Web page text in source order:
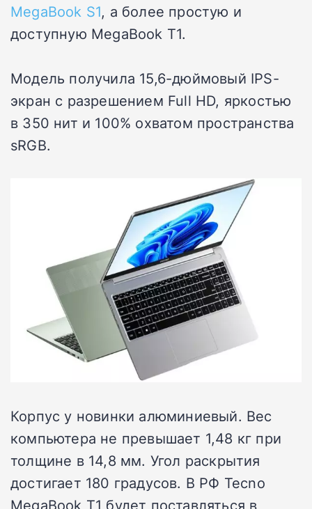
MegaBook S1, а более простую и
доступную MegaBook T1.
Модель получила 15,6-дюймовый IPS-
экран с разрешением Full HD, яркостью
в 350 нит и 100% охватом пространства
sRGB.
Корпус у новинки алюминиевый. Вес
компьютера не превышает 1,48 кг при
толщине в 14,8 мм. Угол раскрытия
достигает 180 градусов. В РФ Tecno
MegaBook T1 будет поставляться в